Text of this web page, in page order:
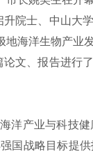
院士、中山大
海洋生物产业
文、报告进行
产业与科技
国战略目标提